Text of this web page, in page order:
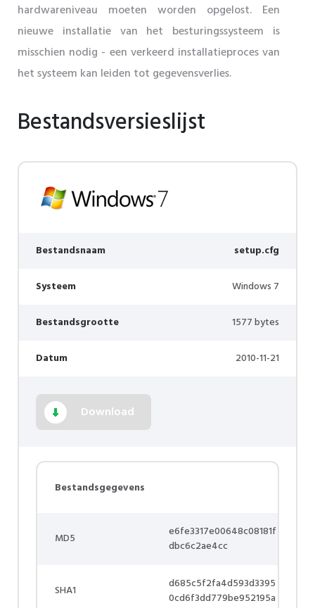
hardwareniveau moeten worden opgelost. Een
nieuwe installatie van het besturingssysteem is
misschien nodig - een verkeerd installatieproces van
het systeem kan leiden tot gegevensverlies.
Bestandsversieslijst
Bestandsnaam setup.cfg
Systeem Windows 7
Bestandsgrootte 1577 bytes
Datum 2010-11-21
Download
Bestandsgegevens
MD5
e6fe3317e00648c08181f
dbc6c2ae4cc
SHA1
d685c5f2fa4d593d3395
0cd6f3dd779be952195a